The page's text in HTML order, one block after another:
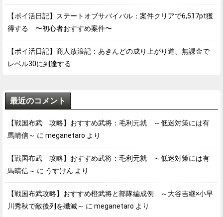
【ポイ活日記】ステートオブサバイバル：案件クリアで6,517pt獲
得する 〜初心者おすすめ案件〜
【ポイ活日記】商人放浪記：あきんどの成り上がり道、無課金で
レベル30に到達する
最近のコメント
【戦国布武 攻略】おすすめ武将：毛利元就 ～低迷対策には有
馬晴信～ に meganetaro より
【戦国布武 攻略】おすすめ武将：毛利元就 ～低迷対策には有
馬晴信～ に うすけん より
【戦国布武攻略】おすすめ橙武将と部隊編成例 ～大谷吉継×小早
川秀秋で敵後列を殲滅～ に meganetaro より